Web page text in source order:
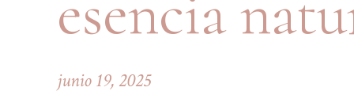
junio 19, 2025